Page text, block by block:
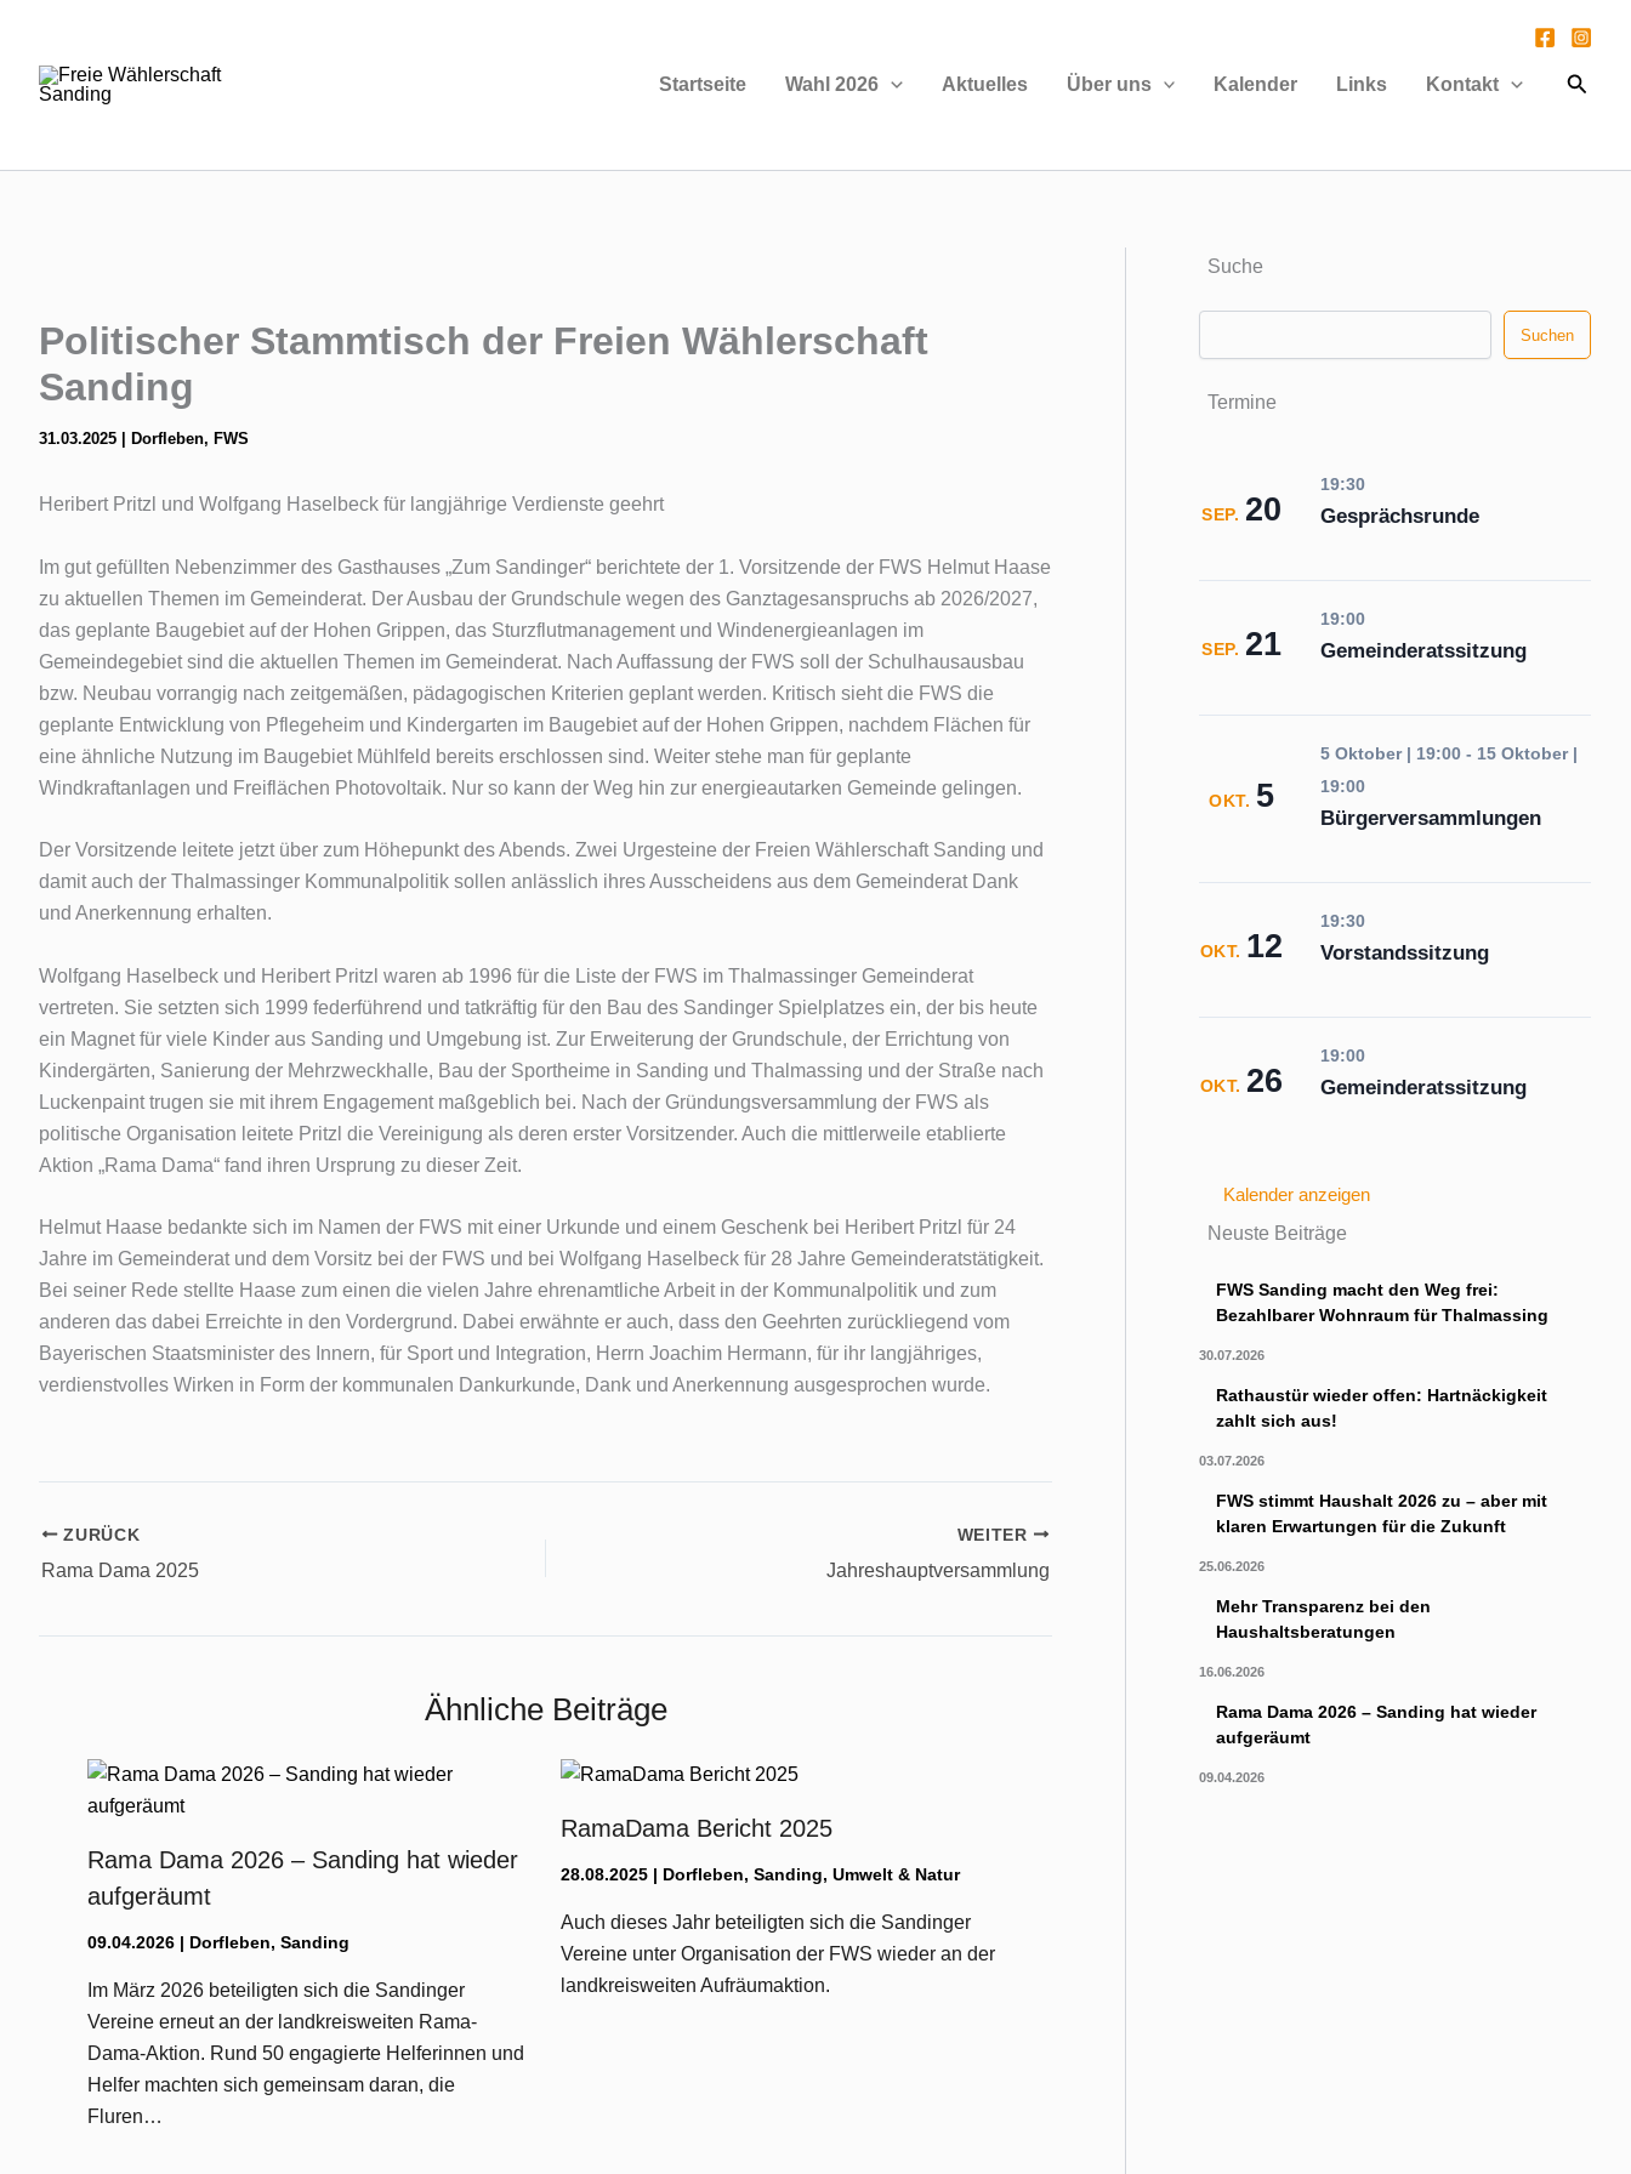
springen
Startseite Wahl 2026 Aktuelles Über uns Kalender Links Kontakt
Politischer Stammtisch der Freien Wählerschaft
Sanding
31.03.2025 Dorfleben, FWS
Heribert Pritzl und Wolfgang Haselbeck für langjährige Verdienste geehrt
Im gut gefüllten Nebenzimmer des Gasthauses „Zum Sandinger“ berichtete der 1. Vorsitzende der FWS Helmut Haase
zu aktuellen Themen im Gemeinderat. Der Ausbau der Grundschule wegen des Ganztagesanspruchs ab 2026/2027,
das geplante Baugebiet auf der Hohen Grippen, das Sturzflutmanagement und Windenergieanlagen im
Gemeindegebiet sind die aktuellen Themen im Gemeinderat. Nach Auffassung der FWS soll der Schulhausausbau
bzw. Neubau vorrangig nach zeitgemäßen, pädagogischen Kriterien geplant werden. Kritisch sieht die FWS die
geplante Entwicklung von Pflegeheim und Kindergarten im Baugebiet auf der Hohen Grippen, nachdem Flächen für
eine ähnliche Nutzung im Baugebiet Mühlfeld bereits erschlossen sind. Weiter stehe man für geplante
Windkraftanlagen und Freiflächen Photovoltaik. Nur so kann der Weg hin zur energieautarken Gemeinde gelingen.
Der Vorsitzende leitete jetzt über zum Höhepunkt des Abends. Zwei Urgesteine der Freien Wählerschaft Sanding und
damit auch der Thalmassinger Kommunalpolitik sollen anlässlich ihres Ausscheidens aus dem Gemeinderat Dank
und Anerkennung erhalten.
Wolfgang Haselbeck und Heribert Pritzl waren ab 1996 für die Liste der FWS im Thalmassinger Gemeinderat
vertreten. Sie setzten sich 1999 federführend und tatkräftig für den Bau des Sandinger Spielplatzes ein, der bis heute
ein Magnet für viele Kinder aus Sanding und Umgebung ist. Zur Erweiterung der Grundschule, der Errichtung von
Kindergärten, Sanierung der Mehrzweckhalle, Bau der Sportheime in Sanding und Thalmassing und der Straße nach
Luckenpaint trugen sie mit ihrem Engagement maßgeblich bei. Nach der Gründungsversammlung der FWS als
politische Organisation leitete Pritzl die Vereinigung als deren erster Vorsitzender. Auch die mittlerweile etablierte
Aktion „Rama Dama“ fand ihren Ursprung zu dieser Zeit.
Helmut Haase bedankte sich im Namen der FWS mit einer Urkunde und einem Geschenk bei Heribert Pritzl für 24
Jahre im Gemeinderat und dem Vorsitz bei der FWS und bei Wolfgang Haselbeck für 28 Jahre Gemeinderatstätigkeit.
Bei seiner Rede stellte Haase zum einen die vielen Jahre ehrenamtliche Arbeit in der Kommunalpolitik und zum
anderen das dabei Erreichte in den Vordergrund. Dabei erwähnte er auch, dass den Geehrten zurückliegend vom
Bayerischen Staatsminister des Innern, für Sport und Integration, Herrn Joachim Hermann, für ihr langjähriges,
verdienstvolles Wirken in Form der kommunalen Dankurkunde, Dank und Anerkennung ausgesprochen wurde.
ZURÜCK
Rama Dama 2025
WEITER
Jahreshauptversammlung
Ähnliche Beiträge
Rama Dama 2026 – Sanding hat wieder
aufgeräumt
09.04.2026 | Dorfleben, Sanding
Im März 2026 beteiligten sich die Sandinger
Vereine erneut an der landkreisweiten Rama-
Dama-Aktion. Rund 50 engagierte Helferinnen und
Helfer machten sich gemeinsam daran, die
Fluren…
RamaDama Bericht 2025
28.08.2025 | Dorfleben, Sanding, Umwelt & Natur
Auch dieses Jahr beteiligten sich die Sandinger
Vereine unter Organisation der FWS wieder an der
landkreisweiten Aufräumaktion.
Suche
Suchen
Termine
SEP. 20
19:30
Gesprächsrunde
SEP. 21
19:00
Gemeinderatssitzung
OKT. 5
5 Oktober | 19:00 - 15 Oktober |
19:00
Bürgerversammlungen
OKT. 12
19:30
Vorstandssitzung
OKT. 26
19:00
Gemeinderatssitzung
Kalender anzeigen
Neuste Beiträge
FWS Sanding macht den Weg frei:
Bezahlbarer Wohnraum für Thalmassing
30.07.2026
Rathaustür wieder offen: Hartnäckigkeit
zahlt sich aus!
03.07.2026
FWS stimmt Haushalt 2026 zu – aber mit
klaren Erwartungen für die Zukunft
25.06.2026
Mehr Transparenz bei den
Haushaltsberatungen
16.06.2026
Rama Dama 2026 – Sanding hat wieder
aufgeräumt
09.04.2026